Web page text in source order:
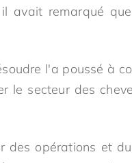
avait remarqué
l'a poussé à
le secteur des
opérations et